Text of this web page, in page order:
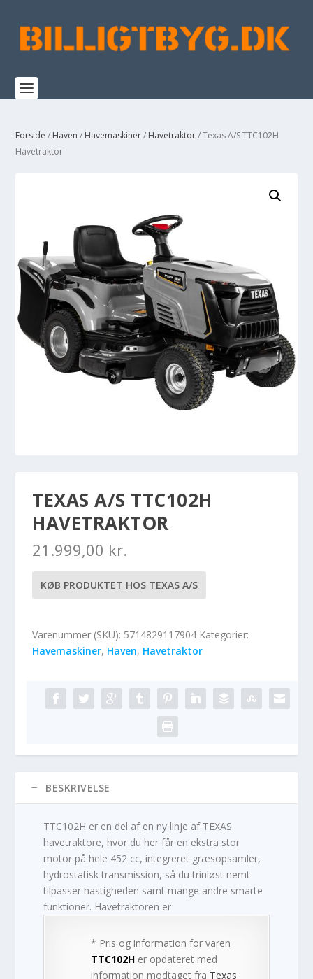
Forside / Haven / Havemaskiner/ Havetraktor/ Texas A/S TTC102H
Havetraktor
TEXAS A/S TTC102H
HAVETRAKTOR
21.999,00 kr.
KØB PRODUKTET HOS TEXAS A/S
Varenummer (SKU): 5714829117904 Kategorier:
Havemaskiner, Haven, Havetraktor
BESKRIVELSE
TTC102H er en del af en ny linje af TEXAS
havetraktore, hvor du her får en ekstra stor
motor på hele 452 cc, integreret græsopsamler,
hydrostatisk transmission, så du trinløst nemt
tilpasser hastigheden samt mange andre smarte
funktioner. Havetraktoren er
* Pris og information for varen
TTC102H er opdateret med
information modtaget fra Texas